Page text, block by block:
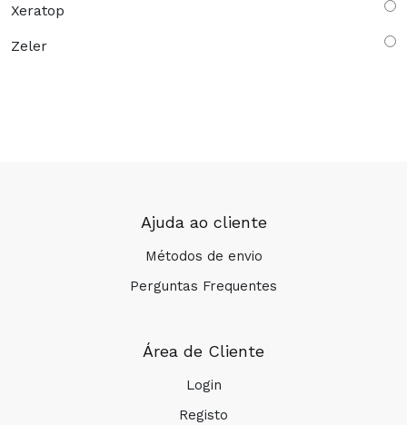
Xeratop
Zeler
Ajuda ao cliente
Métodos de envio
Perguntas Frequentes
Área de Cliente
Login
Registo